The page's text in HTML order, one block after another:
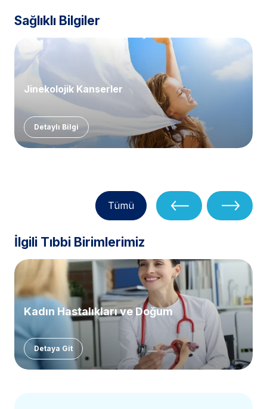
Sağlıklı Bilgiler
Jinekolojik Kanserler
Detaylı Bilgi
Tümü
İlgili Tıbbi Birimlerimiz
Kadın Hastalıkları ve Doğum
Detaya Git